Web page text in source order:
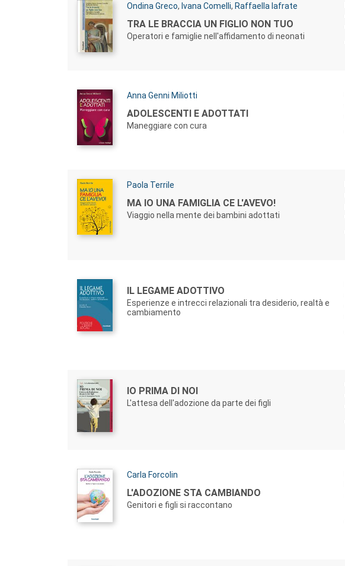
Autori:
Ondina Greco, Ivana Comelli, Raffaella Iafrate
Titolo:
TRA LE BRACCIA UN FIGLIO NON TUO
Operatori e famiglie nell'affidamento di neonati
Autori:
Anna Genni Miliotti
Titolo:
ADOLESCENTI E ADOTTATI
Maneggiare con cura
Autori:
Paola Terrile
Titolo:
MA IO UNA FAMIGLIA CE L'AVEVO!
Viaggio nella mente dei bambini adottati
Autori:
Titolo:
IL LEGAME ADOTTIVO
Esperienze e intrecci relazionali tra desiderio, realtà e
cambiamento
Autori:
Titolo:
IO PRIMA DI NOI
L'attesa dell'adozione da parte dei figli
Autori:
Carla Forcolin
Titolo:
L'ADOZIONE STA CAMBIANDO
Genitori e figli si raccontano